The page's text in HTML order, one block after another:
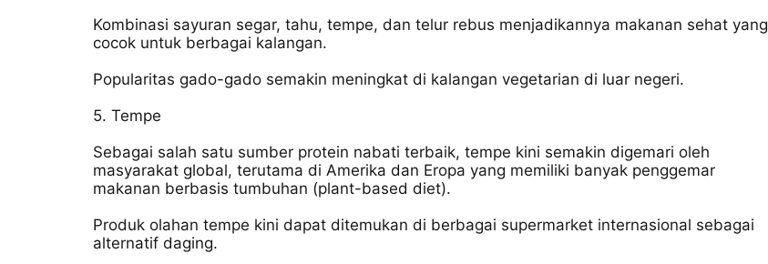
Kombinasi sayuran segar, tahu, tempe, dan telur rebus menjadikannya makanan sehat yang
cocok untuk berbagai kalangan.
Popularitas gado-gado semakin meningkat di kalangan vegetarian di luar negeri.
5. Tempe
Sebagai salah satu sumber protein nabati terbaik, tempe kini semakin digemari oleh
masyarakat global, terutama di Amerika dan Eropa yang memiliki banyak penggemar
makanan berbasis tumbuhan (plant-based diet).
Produk olahan tempe kini dapat ditemukan di berbagai supermarket internasional sebagai
alternatif daging.